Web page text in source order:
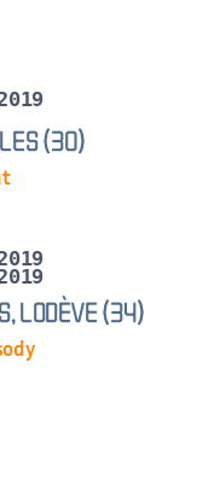
(30)
LODÈVE (34)